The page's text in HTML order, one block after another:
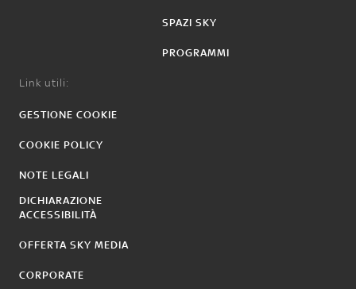
SPAZI SKY
PROGRAMMI
Link utili:
GESTIONE COOKIE
COOKIE POLICY
NOTE LEGALI
DICHIARAZIONE
ACCESSIBILITÀ
OFFERTA SKY MEDIA
CORPORATE